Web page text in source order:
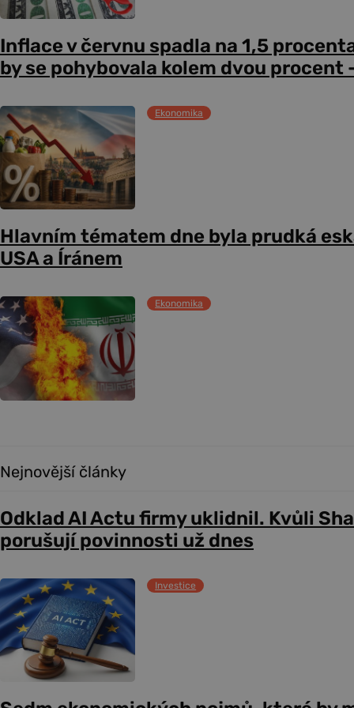
Inflace v červnu spadla na 1,5
by se pohybovala kolem dvou procent
Ekonomika
Hlavním tématem dne byla prudká
USA a Íránem
Ekonomika
Nejnovější články
Odklad AI Actu firmy uklidnil. Kvůli
porušují povinnosti už dnes
Investice